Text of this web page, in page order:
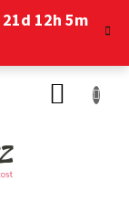
21d 12h 5m